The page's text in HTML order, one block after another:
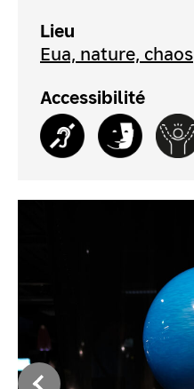
Lieu
Eua, nature, chaos
Accessibilité